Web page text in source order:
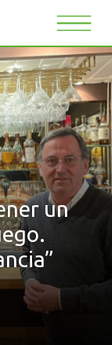
un